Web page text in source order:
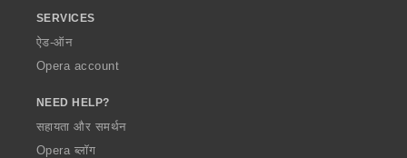
SERVICES
ऐड-ऑन
Opera account
NEED HELP?
सहायता और समर्थन
Opera ब्लॉग